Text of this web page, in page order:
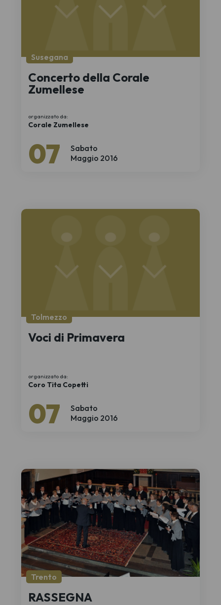
Sabato
07 Maggio 2016
Susegana
Concerto della Corale
Zumellese
organizzato da:
Corale Zumellese
Sabato
07 Maggio 2016
Tolmezzo
Voci di Primavera
organizzato da:
Coro Tita Copetti
Trento
RASSEGNA